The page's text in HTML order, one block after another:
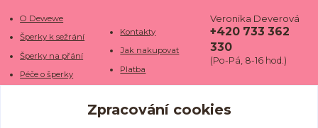
O Dewewe
Šperky k sežrání
Šperky na přání
Péče o šperky
Kamenné obchody
Kontakty
Jak nakupovat
Platba
Doba dodání
Doprava
Veronika Deverová
+420 733 362
330
(Po-Pá, 8-16 hod.)
we.cz
Zpracování cookies